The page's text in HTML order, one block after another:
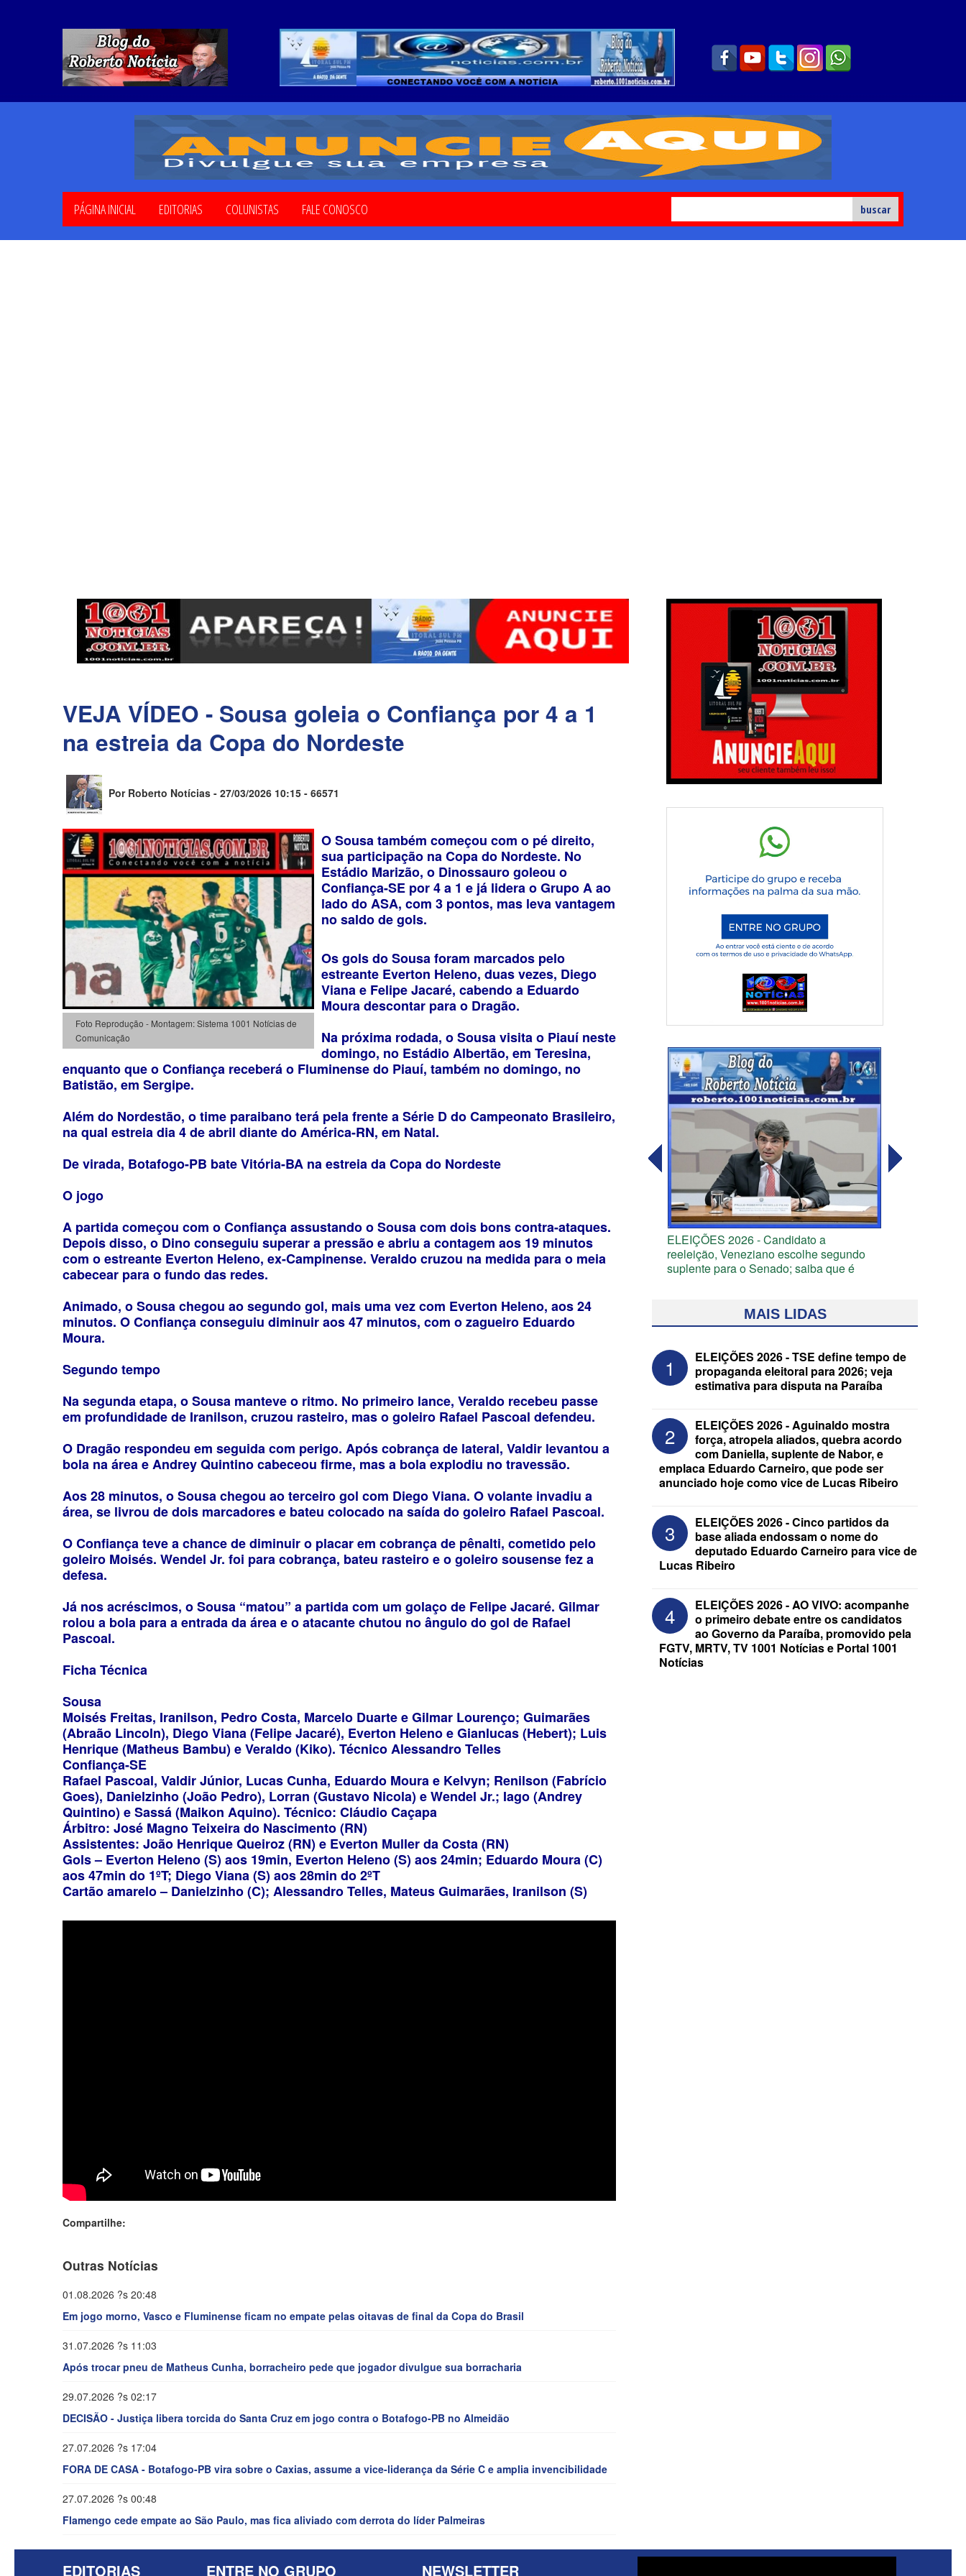
PÁGINA INICIAL EDITORIAS COLUNISTAS FALE CONOSCO
VEJA VÍDEO - Sousa goleia o Confiança por 4 a 1
na estreia da Copa do Nordeste
Por Roberto Notícias - 27/03/2026 10:15 - 66571
Foto Reprodução - Montagem: Sistema 1001 Notícias de
Comunicação
O Sousa também começou com o pé direito,
sua participação na Copa do Nordeste. No
Estádio Marizão, o Dinossauro goleou o
Confiança-SE por 4 a 1 e já lidera o Grupo A ao
lado do ASA, com 3 pontos, mas leva vantagem
no saldo de gols.
Os gols do Sousa foram marcados pelo
estreante Everton Heleno, duas vezes, Diego
Viana e Felipe Jacaré, cabendo a Eduardo
Moura descontar para o Dragão.
Na próxima rodada, o Sousa visita o Piauí neste
domingo, no Estádio Albertão, em Teresina,
enquanto que o Confiança receberá o Fluminense do Piauí, também no domingo, no
Batistão, em Sergipe.
Além do Nordestão, o time paraibano terá pela frente a Série D do Campeonato Brasileiro,
na qual estreia dia 4 de abril diante do América-RN, em Natal.
De virada, Botafogo-PB bate Vitória-BA na estreia da Copa do Nordeste
O jogo
A partida começou com o Confiança assustando o Sousa com dois bons contra-ataques.
Depois disso, o Dino conseguiu superar a pressão e abriu a contagem aos 19 minutos
com o estreante Everton Heleno, ex-Campinense. Veraldo cruzou na medida para o meia
cabecear para o fundo das redes.
Animado, o Sousa chegou ao segundo gol, mais uma vez com Everton Heleno, aos 24
minutos. O Confiança conseguiu diminuir aos 47 minutos, com o zagueiro Eduardo
Moura.
Segundo tempo
Na segunda etapa, o Sousa manteve o ritmo. No primeiro lance, Veraldo recebeu passe
em profundidade de Iranilson, cruzou rasteiro, mas o goleiro Rafael Pascoal defendeu.
O Dragão respondeu em seguida com perigo. Após cobrança de lateral, Valdir levantou a
bola na área e Andrey Quintino cabeceou firme, mas a bola explodiu no travessão.
Aos 28 minutos, o Sousa chegou ao terceiro gol com Diego Viana. O volante invadiu a
área, se livrou de dois marcadores e bateu colocado na saída do goleiro Rafael Pascoal.
O Confiança teve a chance de diminuir o placar em cobrança de pênalti, cometido pelo
goleiro Moisés. Wendel Jr. foi para cobrança, bateu rasteiro e o goleiro sousense fez a
defesa.
Já nos acréscimos, o Sousa “matou” a partida com um golaço de Felipe Jacaré. Gilmar
rolou a bola para a entrada da área e o atacante chutou no ângulo do gol de Rafael
Pascoal.
Ficha Técnica
Sousa
Moisés Freitas, Iranilson, Pedro Costa, Marcelo Duarte e Gilmar Lourenço; Guimarães
(Abraão Lincoln), Diego Viana (Felipe Jacaré), Everton Heleno e Gianlucas (Hebert); Luis
Henrique (Matheus Bambu) e Veraldo (Kiko). Técnico Alessandro Telles
Confiança-SE
Rafael Pascoal, Valdir Júnior, Lucas Cunha, Eduardo Moura e Kelvyn; Renilson (Fabrício
Goes), Danielzinho (João Pedro), Lorran (Gustavo Nicola) e Wendel Jr.; Iago (Andrey
Quintino) e Sassá (Maikon Aquino). Técnico: Cláudio Caçapa
Árbitro: José Magno Teixeira do Nascimento (RN)
Assistentes: João Henrique Queiroz (RN) e Everton Muller da Costa (RN)
Gols – Everton Heleno (S) aos 19min, Everton Heleno (S) aos 24min; Eduardo Moura (C)
aos 47min do 1ºT; Diego Viana (S) aos 28min do 2ºT
Cartão amarelo – Danielzinho (C); Alessandro Telles, Mateus Guimarães, Iranilson (S)
Compartilhe:
Outras Notícias
01.08.2026 ?s 20:48
Em jogo morno, Vasco e Fluminense ficam no empate pelas oitavas de final da Copa do Brasil
31.07.2026 ?s 11:03
Após trocar pneu de Matheus Cunha, borracheiro pede que jogador divulgue sua borracharia
29.07.2026 ?s 02:17
DECISÃO - Justiça libera torcida do Santa Cruz em jogo contra o Botafogo-PB no Almeidão
27.07.2026 ?s 17:04
FORA DE CASA - Botafogo-PB vira sobre o Caxias, assume a vice-liderança da Série C e amplia invencibilidade
27.07.2026 ?s 00:48
Flamengo cede empate ao São Paulo, mas fica aliviado com derrota do líder Palmeiras
ELEIÇÕES 2026 - Candidato a
reeleição, Veneziano escolhe segundo
suplente para o Senado; saiba que é
ELEIÇÕES 2026 - Após convenções,
confira candidatos ao Governo e ao
MAIS LIDAS
1
ELEIÇÕES 2026 - TSE define tempo de
propaganda eleitoral para 2026; veja
estimativa para disputa na Paraíba
2
ELEIÇÕES 2026 - Aguinaldo mostra
força, atropela aliados, quebra acordo
com Daniella, suplente de Nabor, e
emplaca Eduardo Carneiro, que pode ser
anunciado hoje como vice de Lucas Ribeiro
3
ELEIÇÕES 2026 - Cinco partidos da
base aliada endossam o nome do
deputado Eduardo Carneiro para vice de
Lucas Ribeiro
4
ELEIÇÕES 2026 - AO VIVO: acompanhe
o primeiro debate entre os candidatos
ao Governo da Paraíba, promovido pela
FGTV, MRTV, TV 1001 Notícias e Portal 1001
Notícias
EDITORIAS ENTRE NO GRUPO NEWSLETTER